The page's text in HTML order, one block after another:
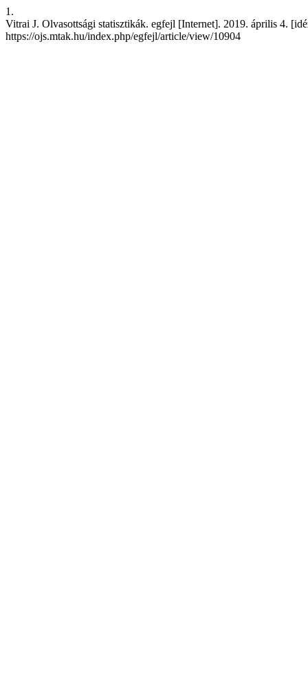
1.
Vitrai J. Olvasottsági statisztikák. egfejl [Internet]. 2019. április 4.
https://ojs.mtak.hu/index.php/egfejl/article/view/10904